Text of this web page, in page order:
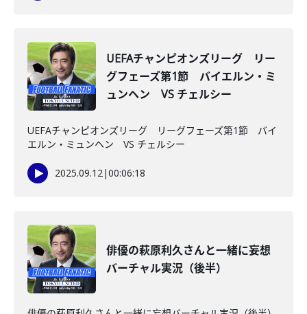
UEFAチャンピオンズリーグ リー
グフェーズ第1節 バイエルン・ミ
ュンヘン VS チェルシー
UEFAチャンピオンズリーグ リーグフェーズ第1節 バイ
エルン・ミュンヘン VS チェルシー
2025.09.12|00:06:18
俳優の萩原利久さんと一緒に妄想
バーチャル実況（後半）